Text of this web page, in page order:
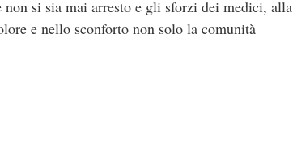
si sia mai arresto e gli sforzi dei medici, alla
e nello sconforto non solo la comunità